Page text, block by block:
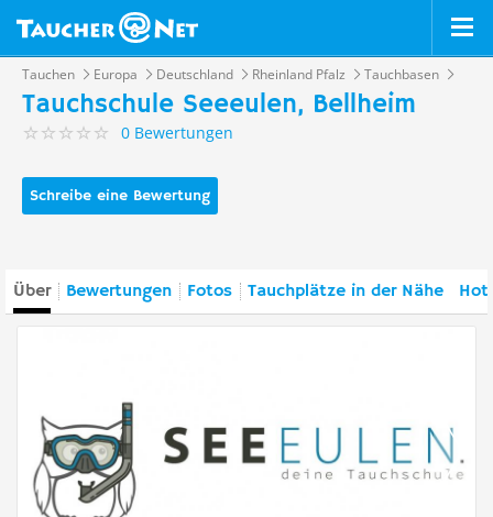
Tauchen Europa Deutschland Rheinland Pfalz Tauchbasen
Tauchschule Seeeulen, Bellheim
0 Bewertungen
Schreibe eine Bewertung
Über Bewertungen Fotos Tauchplätze in der Nähe